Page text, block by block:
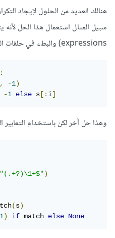
هنالك العديد من الحلول لإيجاد
expressions) والبطء في حلقات التكرار في البايثون:
, -1)
-1 else s [:i]
وهذا حل آخر لكن باستخدام التعابير
"(.+?)\1+$")
(s)
1) if match else None